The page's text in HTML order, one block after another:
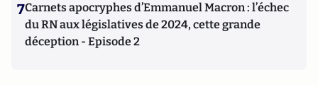
7Carnets apocryphes d’Emmanuel Macron : l’échec
du RN aux législatives de 2024, cette grande
déception - Episode 2